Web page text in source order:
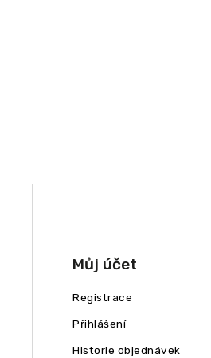
Můj účet
Registrace
Přihlášení
Historie objednávek